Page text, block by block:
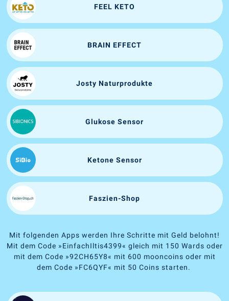
FEEL KETO
BRAIN EFFECT
Josty Naturprodukte
Glukose Sensor
Ketone Sensor
Faszien-Shop
Mit folgenden Apps werden Ihre Schritte mit Geld belohnt!
Mit dem Code »EinfachIltis4399« gleich mit 150 Wards oder
mit dem Code »92CH65Y8« mit 600 mooncoins oder mit
dem Code »FC6QYF« mit 50 Coins starten.